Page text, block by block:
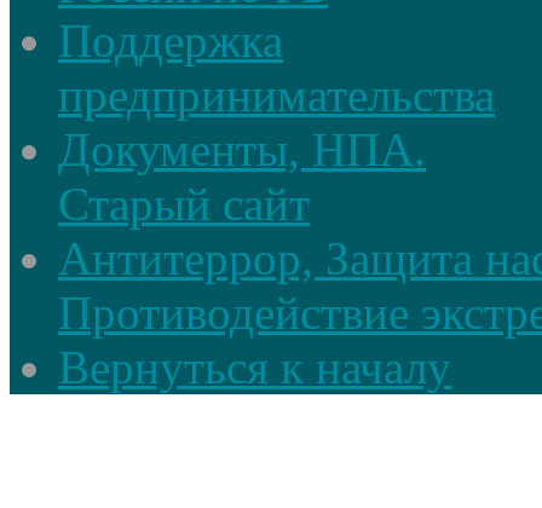
Поддержка
предпринимательства
Документы, НПА.
Старый сайт
Антитеррор, Защита
Противодействие
Вернуться к началу